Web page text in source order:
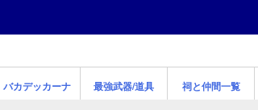
バカデッカーナ 最強武器/道具 祠と仲間一覧